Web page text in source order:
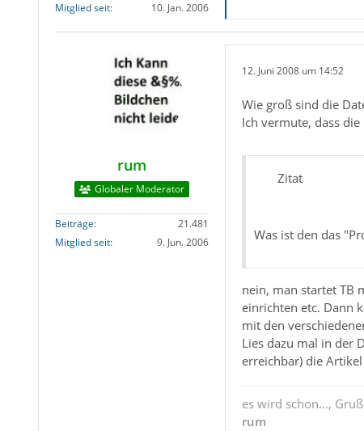
Mitglied seit
10. Jan. 2006
rum
Globaler Moderator
Beiträge
21.481
Mitglied seit
9. Jun. 2006
12. Juni 2008 um 14:52
Wie groß sind die
Ich vermute, dass
Zitat
Was ist den das
nein, man startet TB
einrichten etc. Dann
mit den
Lies dazu mal in der
erreichbar) die
es wird schon..., Gruß
rum